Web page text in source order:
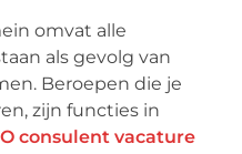
omvat alle
als gevolg van
Beroepen die je
zijn functies in
consulent vacature